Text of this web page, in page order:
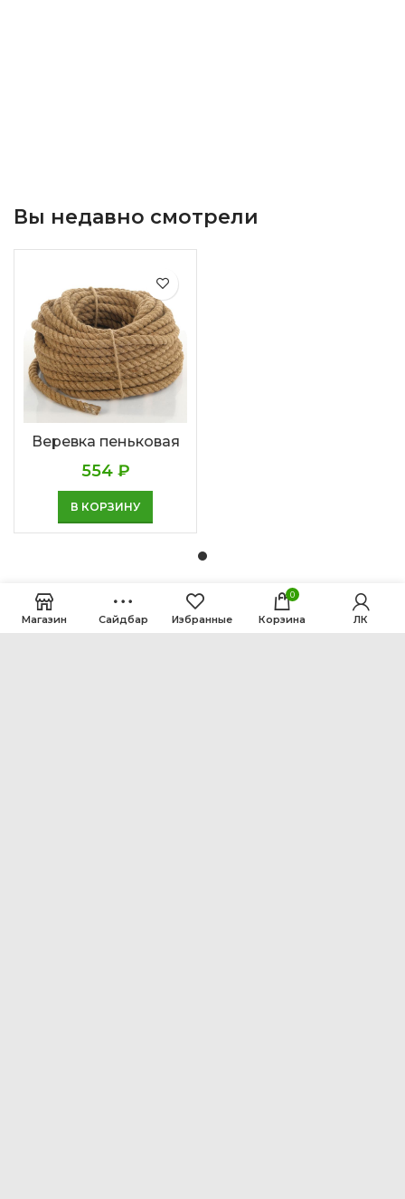
Вы недавно смотрели
Веревка пеньковая
554 ₽
В КОРЗИНУ
Магазин Сайдбар Избранные
0
Корзина ЛК